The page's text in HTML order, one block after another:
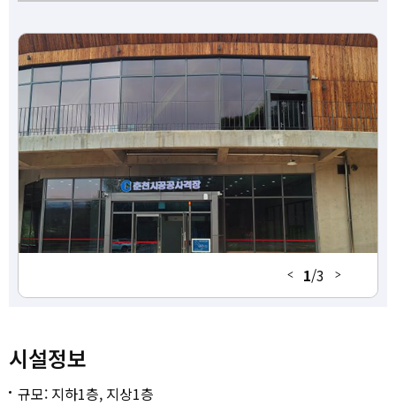
장애인스포츠센터
고구마섬 야구장
공지천인조잔디구장
카누제작교실
전지훈련합숙소
에어돔
1/3
시설정보
규모: 지하1층, 지상1층